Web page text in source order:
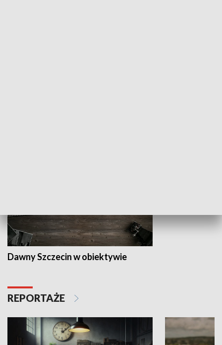
Dawny Szczecin w obiektywie
REPORTAŻE